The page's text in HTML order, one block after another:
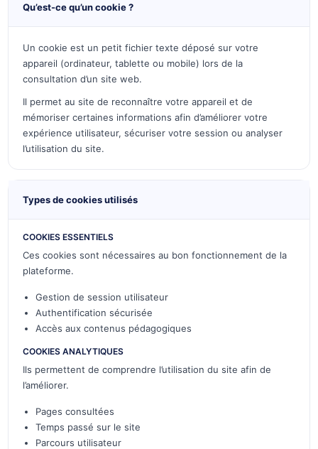
Qu’est-ce qu’un cookie ?
Un cookie est un petit fichier texte déposé sur votre
appareil (ordinateur, tablette ou mobile) lors de la
consultation d’un site web.
Il permet au site de reconnaître votre appareil et de
mémoriser certaines informations afin d’améliorer votre
expérience utilisateur, sécuriser votre session ou analyser
l’utilisation du site.
Types de cookies utilisés
COOKIES ESSENTIELS
Ces cookies sont nécessaires au bon fonctionnement de la
plateforme.
Gestion de session utilisateur
Authentification sécurisée
Accès aux contenus pédagogiques
COOKIES ANALYTIQUES
Ils permettent de comprendre l’utilisation du site afin de
l’améliorer.
Pages consultées
Temps passé sur le site
Parcours utilisateur